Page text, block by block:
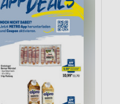
Angebote
Auswahl von